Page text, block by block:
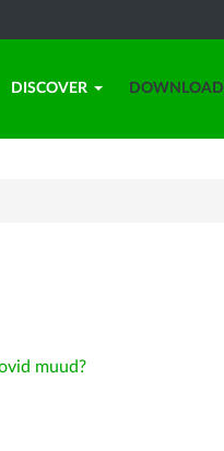
DISCOVER DOWNLOAD
muud?